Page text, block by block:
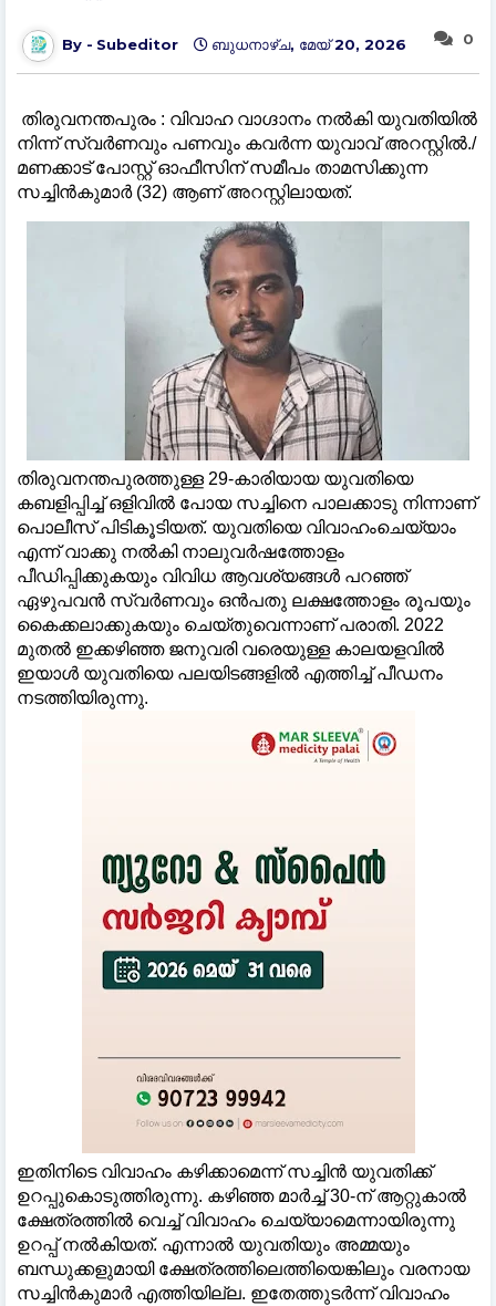
0
Subeditor ബുധനാഴ്‌ച, മേയ് 20, 2026
തിരുവനന്തപുരം : വിവാഹ വാഗ്ദാനം നൽകി യുവതിയിൽ
നിന്ന് സ്വർണവും പണവും കവർന്ന യുവാവ് അറസ്റ്റിൽ./
മണക്കാട് പോസ്റ്റ് ഓഫീസിന് സമീപം താമസിക്കുന്ന
സച്ചിൻകുമാർ (32) ആണ് അറസ്റ്റിലായത്.
തിരുവനന്തപുരത്തുള്ള 29-കാരിയായ യുവതിയെ
കബളിപ്പിച്ച് ഒളിവിൽ പോയ സച്ചിനെ പാലക്കാടു നിന്നാണ്
പൊലീസ് പിടികൂടിയത്. യുവതിയെ വിവാഹംചെയ്യാം
എന്ന് വാക്കു നൽകി നാലുവർഷത്തോളം
പീഡിപ്പിക്കുകയും വിവിധ ആവശ്യങ്ങൾ പറഞ്ഞ്
ഏഴുപവൻ സ്വർണവും ഒൻപതു ലക്ഷത്തോളം രൂപയും
കൈക്കലാക്കുകയും ചെയ്തുവെന്നാണ് പരാതി. 2022
മുതൽ ഇക്കഴിഞ്ഞ ജനുവരി വരെയുള്ള കാലയളവിൽ
ഇയാൾ യുവതിയെ പലയിടങ്ങളിൽ എത്തിച്ച് പീഡനം
നടത്തിയിരുന്നു.
ഇതിനിടെ വിവാഹം കഴിക്കാമെന്ന് സച്ചിൻ യുവതിക്ക്
ഉറപ്പുകൊടുത്തിരുന്നു. കഴിഞ്ഞ മാർച്ച് 30-ന് ആറ്റുകാൽ
ക്ഷേത്രത്തിൽ വെച്ച് വിവാഹം ചെയ്യാമെന്നായിരുന്നു
ഉറപ്പ് നൽകിയത്. എന്നാൽ യുവതിയും അമ്മയും
ബന്ധുക്കളുമായി ക്ഷേത്രത്തിലെത്തിയെങ്കിലും വരനായ
സച്ചിൻകുമാർ എത്തിയില്ല. ഇതേത്തുടർന്ന് വിവാഹം